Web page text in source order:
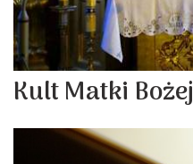
Kult Matki Bożej